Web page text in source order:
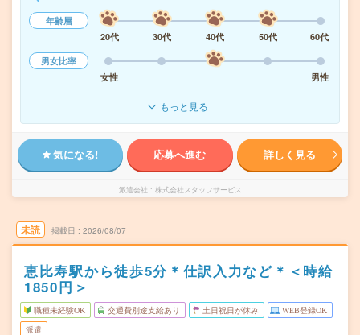
年齢層
20代
30代 40代 50代
60代
男女比率
女性
男性
もっと見る
気になる! 応募へ進む 詳しく見る
派遣会社 株式会社スタッフサービス
未読 掲載日 2026/08/07
恵比寿駅から徒歩5分＊仕訳入力など＊＜時給
1850円＞
職種未経験OK 交通費別途支給あり 土日祝日が休み WEB登録OK
派遣